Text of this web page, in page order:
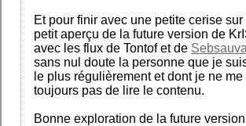
Et pour finir avec une petite cerise
petit aperçu de la future version de
avec les flux de Tontof et de
sans nul doute la personne que je
le plus régulièrement et dont je ne
toujours pas de lire le contenu.
Bonne exploration de la future